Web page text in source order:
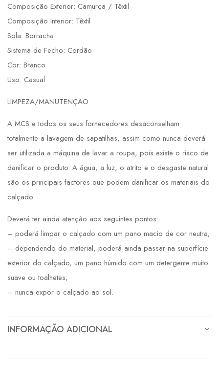
Composição Exterior: Camurça / Têxtil
Composição Interior: Têxtil
Sola: Borracha
Sistema de Fecho: Cordão
Cor: Branco
Uso: Casual
LIMPEZA/MANUTENÇÃO
A MCS e todos os seus fornecedores desaconselham
totalmente a lavagem de sapatilhas, assim como nunca deverá
ser utilizada a máquina de lavar a roupa, pois existe o risco de
danificar o produto. A água, a luz, o atrito e o desgaste natural
são os principais factores que podem danificar os materiais do
calçado.
Deverá ter ainda atenção aos seguintes pontos:
– poderá limpar o calçado com um pano macio de cor neutra;
– dependendo do material, poderá ainda passar na superfície
exterior do calçado, um pano húmido com um detergente muito
suave ou toalhetes;
– nunca expor o calçado ao sol.
INFORMAÇÃO ADICIONAL